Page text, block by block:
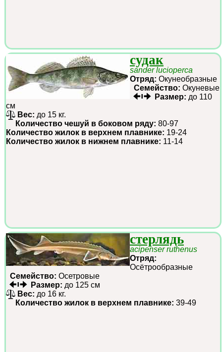
судак
sander lucioperca
Отряд: Окунеобразные
Семейство: Окуневые
Размер: до 110
см
Вес: до 15 кг.
Количество чешуй в боковом ряду: 80-97
Количество жилок в верхнем плавнике: 19-24
Количество жилок в нижнем плавнике: 11-14
стерлядь
acipenser ruthenus
Отряд:
Осётрообразные
Семейство: Осетровые
Размер: до 125 см
Вес: до 16 кг.
Количество жилок в верхнем плавнике: 39-49